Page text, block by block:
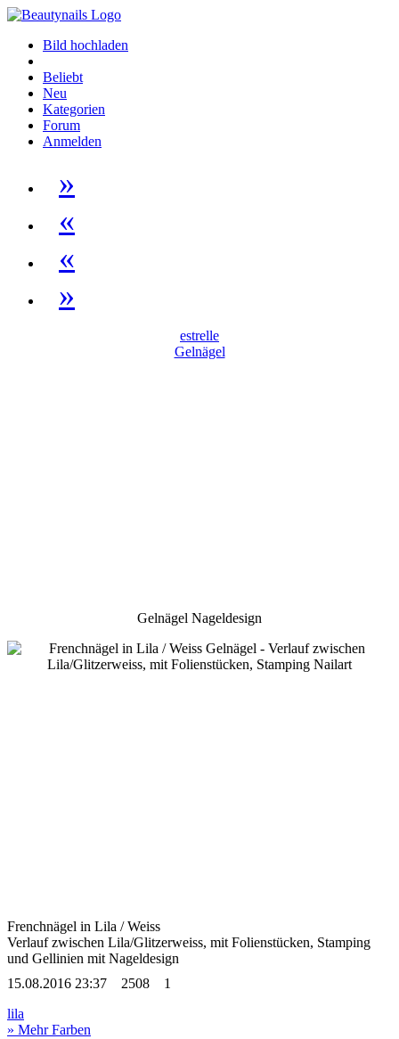
Bild hochladen
Beliebt
Neu
Kategorien
Forum
Anmelden
»
«
«
»
estrelle
Gelnägel
Gelnägel Nageldesign
Frenchnägel in Lila / Weiss
Verlauf zwischen Lila/Glitzerweiss, mit Folienstücken, Stamping
und Gellinien mit Nageldesign
15.08.2016 23:37
2508
1
lila
» Mehr Farben